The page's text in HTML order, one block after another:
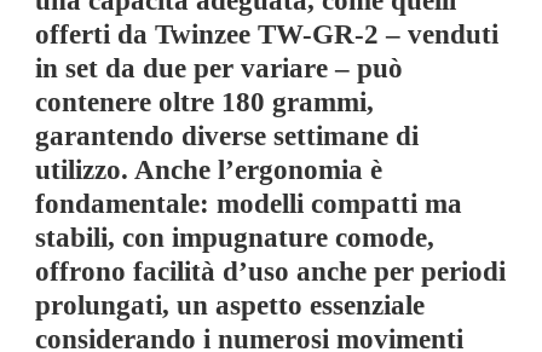
offerti da Twinzee TW-GR-2 – venduti
in set da due per variare – può
contenere oltre 180 grammi,
garantendo diverse settimane di
utilizzo. Anche l’ergonomia è
fondamentale: modelli compatti ma
stabili, con impugnature comode,
offrono facilità d’uso anche per periodi
prolungati, un aspetto essenziale
considerando i numerosi movimenti